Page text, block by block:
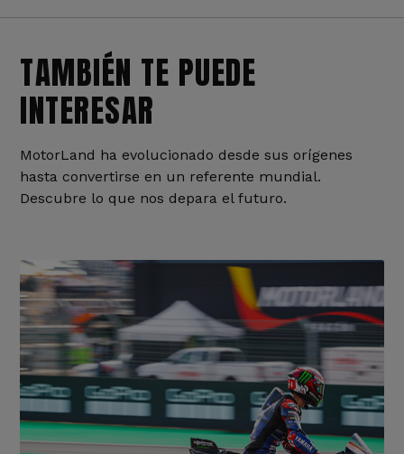
TAMBIÉN TE PUEDE
INTERESAR
MotorLand ha evolucionado desde sus orígenes
hasta convertirse en un referente mundial.
Descubre lo que nos depara el futuro.